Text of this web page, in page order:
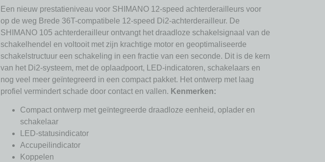
Een nieuw prestatieniveau voor SHIMANO 12-speed achterderailleurs voor
op de weg Brede 36T-compatibele 12-speed Di2-achterderailleur. De
SHIMANO 105 achterderailleur ontvangt het draadloze schakelsignaal van de
schakelhendel en voltooit met zijn krachtige motor en geoptimaliseerde
schakelstructuur een schakeling in een fractie van een seconde. Dit is de kern
van het Di2-systeem, met de oplaadpoort, LED-indicatoren, schakelaars en
nog veel meer geïntegreerd in een compact pakket. Het ontwerp met laag
profiel vermindert schade door contact en vallen. Kenmerken:
Compact ontwerp met geïntegreerde draadloze eenheid, oplader en
schakelaar
LED-statusindicator
Accupeilindicator
Koppelen